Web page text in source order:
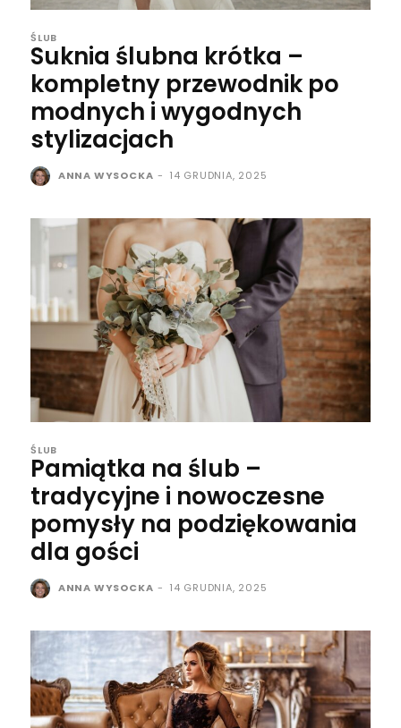
ŚLUB
Suknia ślubna krótka –
kompletny przewodnik po
modnych i wygodnych
stylizacjach
ANNA WYSOCKA - 14 GRUDNIA, 2025
ŚLUB
Pamiątka na ślub –
tradycyjne i nowoczesne
pomysły na podziękowania
dla gości
ANNA WYSOCKA - 14 GRUDNIA, 2025